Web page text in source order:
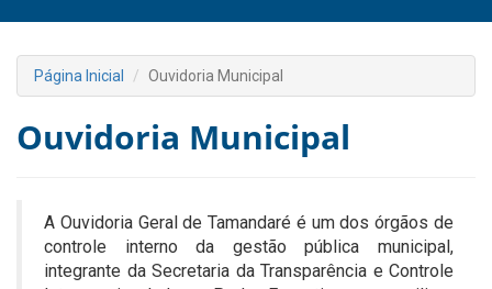
Página Inicial Ouvidoria Municipal
Ouvidoria Municipal
A Ouvidoria Geral de Tamandaré é um dos órgãos de
controle interno da gestão pública municipal,
integrante da Secretaria da Transparência e Controle